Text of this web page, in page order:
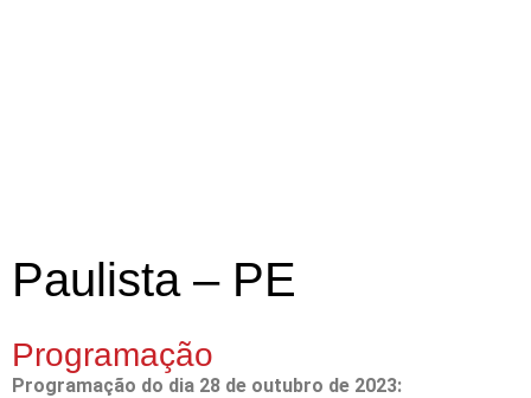
Paulista – PE
Programação
Programação do dia 28 de outubro de 2023: